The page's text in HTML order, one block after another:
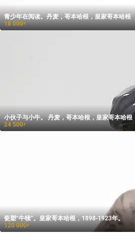
青少年在阅读。丹麦，哥本哈根，皇家哥本哈根
18 000₽
小伙子与小牛。 丹麦，哥本哈根，皇家哥本哈根
24 500₽
瓷塑“牛犊”。皇家哥本哈根，1898-1923年。
120 000₽